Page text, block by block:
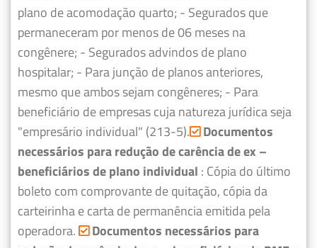
plano de acomodação quarto; - Segurados que
permaneceram por menos de 06 meses na
congênere; - Segurados advindos de plano
hospitalar; - Para junção de planos anteriores,
mesmo que ambos sejam congêneres; - Para
beneficiário de empresas cuja natureza jurídica seja
"empresário individual" (213-5). Documentos
necessários para redução de carência de ex –
beneficiários de plano individual : Cópia do último
boleto com comprovante de quitação, cópia da
carteirinha e carta de permanência emitida pela
operadora.
Documentos necessários para